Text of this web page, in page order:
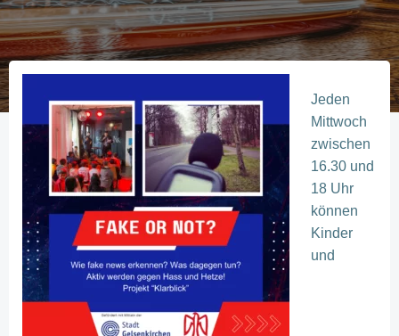
Jeden
Mittwoch
zwischen
16.30 und
18 Uhr
können
Kinder
und